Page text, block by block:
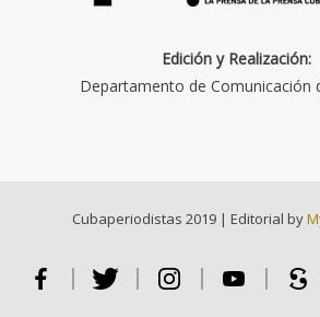
Edición y Realización:
Departamento de Comunicación
Cubaperiodistas 2019 | Editorial by
Facebook Twitter Instagram Youtube Scribd